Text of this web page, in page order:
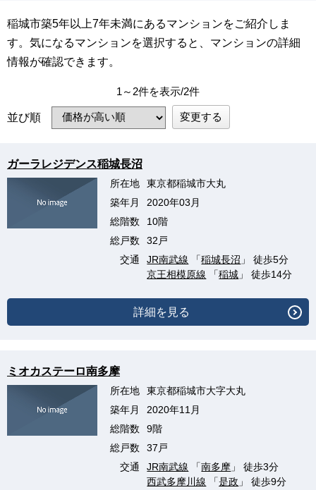
稲城市築5年以上7年未満にあるマンションをご紹介しま
す。気になるマンションを選択すると、マンションの詳細
情報が確認できます。
1～2件を表示/2件
並び順 変更する
ガーラレジデンス稲城長沼
所在地
東京都稲城市大丸
築年月
2020年03月
総階数
10階
総戸数
32戸
交通
JR南武線 「稲城長沼 」 徒歩5分
京王相模原線 「稲城 」 徒歩14分
詳細を見る
ミオカステーロ南多摩
所在地
東京都稲城市大字大丸
築年月
2020年11月
総階数
9階
総戸数
37戸
交通
JR南武線 「南多摩 」 徒歩3分
西武多摩川線 「是政 」 徒歩9分